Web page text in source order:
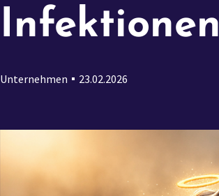
Infektionen
Unternehmen 23.02.2026